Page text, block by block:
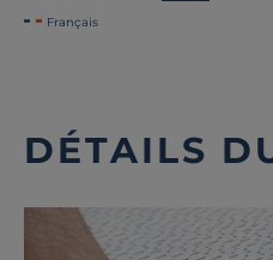
Français
DÉTAILS